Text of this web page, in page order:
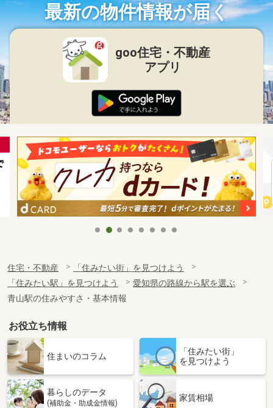
最新の物件情報が届く
goo住宅・不動産
アプリ
住宅・不動産
「住みたい街」を見つけよう
「住みたい駅」を見つけよう
愛知県の路線から駅を選ぶ
青山駅の住みやすさ・基本情報
お役立ち情報
住まいのコラム
「住みたい街」
を見つけよう
暮らしのデータ
(補助金・助成金情報)
家賃相場